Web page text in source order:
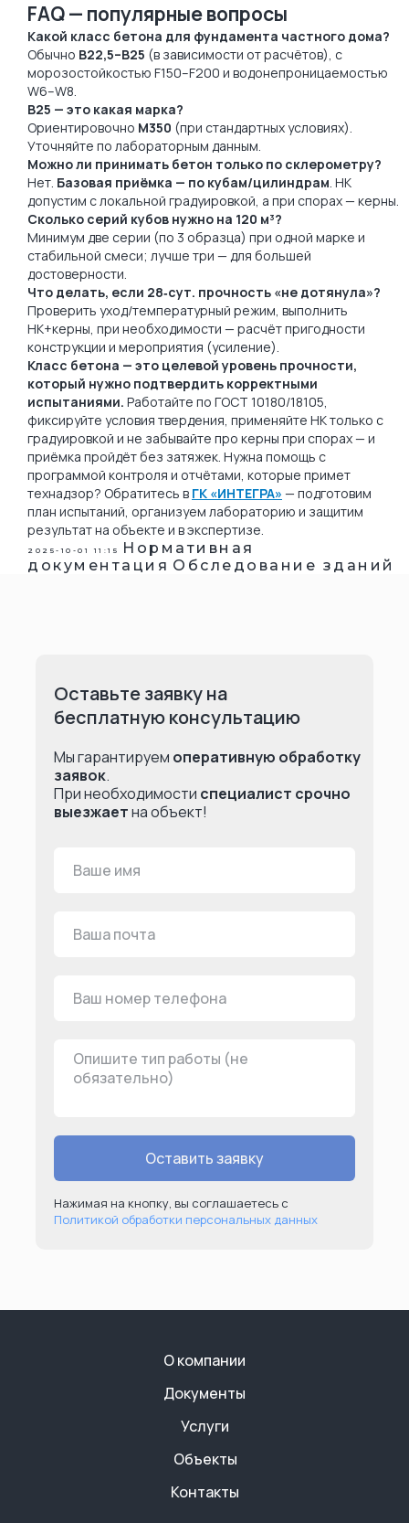
FAQ — популярные вопросы
Какой класс бетона для фундамента частного дома?
Обычно B22,5–B25 (в зависимости от расчётов), с
морозостойкостью F150–F200 и водонепроницаемостью
W6–W8.
B25 — это какая марка?
Ориентировочно М350 (при стандартных условиях).
Уточняйте по лабораторным данным.
Можно ли принимать бетон только по склерометру?
Нет. Базовая приёмка — по кубам/цилиндрам. НК
допустим с локальной градуировкой, а при спорах — керны.
Сколько серий кубов нужно на 120 м³?
Минимум две серии (по 3 образца) при одной марке и
стабильной смеси; лучше три — для большей
достоверности.
Что делать, если 28‑сут. прочность «не дотянула»?
Проверить уход/температурный режим, выполнить
НК+керны, при необходимости — расчёт пригодности
конструкции и мероприятия (усиление).
Класс бетона — это целевой уровень прочности,
который нужно подтвердить корректными
испытаниями. Работайте по ГОСТ 10180/18105,
фиксируйте условия твердения, применяйте НК только с
градуировкой и не забывайте про керны при спорах — и
приёмка пройдёт без затяжек. Нужна помощь с
программой контроля и отчётами, которые примет
технадзор? Обратитесь в ГК «ИНТЕГРА» — подготовим
план испытаний, организуем лабораторию и защитим
результат на объекте и в экспертизе.
2025-10-01 11:15
Нормативная
документация Обследование зданий
Оставьте заявку на
бесплатную консультацию
Мы гарантируем оперативную обработку
заявок.
При необходимости специалист срочно
выезжаетна объект!
Оставить заявку
Нажимая на кнопку, вы соглашаетесь с
Политикой обработки персональных данных
О компании
Услуги
Объекты
Контакты
Документы